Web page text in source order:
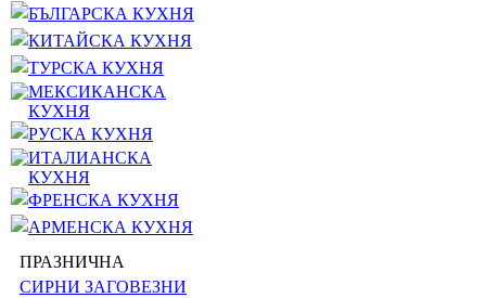
БЪЛГАРСКА КУХНЯ
КИТАЙСКА КУХНЯ
ТУРСКА КУХНЯ
МЕКСИКАНСКА
КУХНЯ
РУСКА КУХНЯ
ИТАЛИАНСКА
КУХНЯ
ФРЕНСКА КУХНЯ
АРМЕНСКА КУХНЯ
ПРАЗНИЧНА
СИРНИ ЗАГОВЕЗНИ